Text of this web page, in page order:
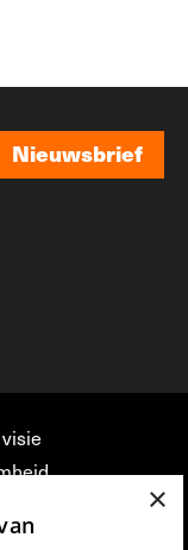
Nieuwsbrief
bij FFG
×